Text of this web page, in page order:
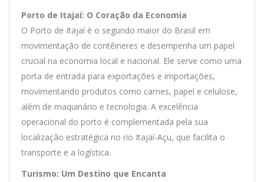
Porto de Itajaí: O Coração da Economia
O Porto de Itajaí é o segundo maior do Brasil em
movimentação de contêineres e desempenha um papel
crucial na economia local e nacional. Ele serve como uma
porta de entrada para exportações e importações,
movimentando produtos como carnes, papel e celulose,
além de maquinário e tecnologia. A excelência
operacional do porto é complementada pela sua
localização estratégica no rio Itajaí-Açu, que facilita o
transporte e a logística.
Turismo: Um Destino que Encanta